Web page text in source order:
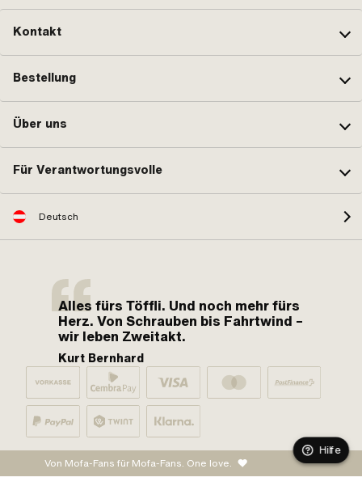
Kontakt
Bestellung
Über uns
Für Verantwortungsvolle
Deutsch
Alles fürs Töffli. Und noch mehr fürs
Herz. Von Schrauben bis Fahrtwind –
wir leben Zweitakt.
Kurt Bernhard
Von Mofa-Fans für Mofa-Fans. One love.
Hilfe